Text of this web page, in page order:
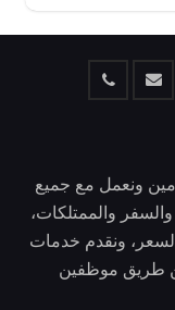
ونعمل مع جميع
والممتلكات،
ونقدم خدمات
طريق موظفين